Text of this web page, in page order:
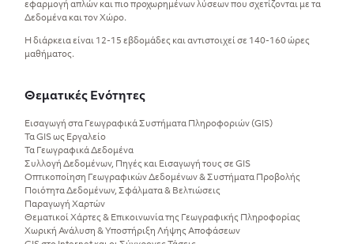
εφαρμογή απλών και πιο προχωρημένων λύσεων που σχετίζονται με τα
Δεδομένα και τον Χώρο.
Η διάρκεια είναι 12-15 εβδομάδες και αντιστοιχεί σε 140-160 ώρες
μαθήματος.
Θεματικές Ενότητες
Εισαγωγή στα Γεωγραφικά Συστήματα Πληροφοριών (GIS)
Τα GIS ως Εργαλείο
Τα Γεωγραφικά Δεδομένα
Συλλογή Δεδομένων, Πηγές και Εισαγωγή τους σε GIS
Οπτικοποίηση Γεωγραφικών Δεδομένων & Συστήματα Προβολής
Ποιότητα Δεδομένων, Σφάλματα & Βελτιώσεις
Παραγωγή Χαρτών
Θεματικοί Χάρτες & Επικοινωνία της Γεωγραφικής Πληροφορίας
Χωρική Ανάλυση & Υποστήριξη Λήψης Αποφάσεων